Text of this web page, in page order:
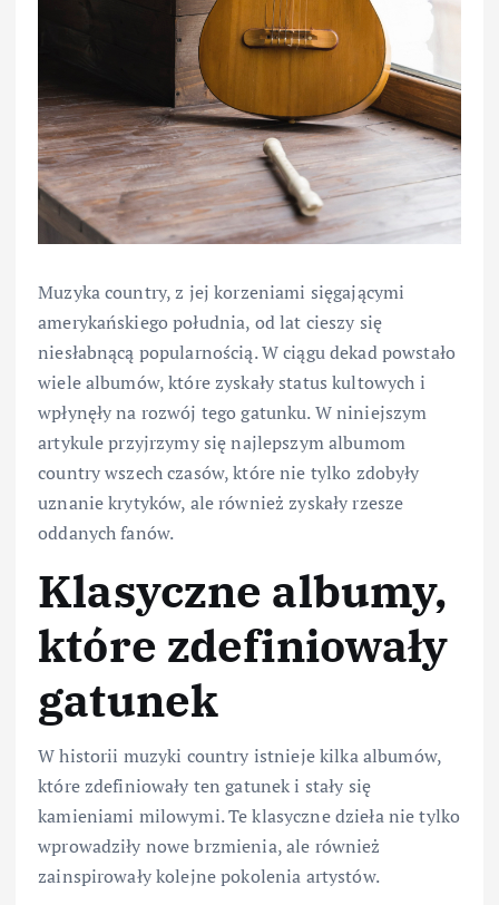
Muzyka country, z jej korzeniami sięgającymi
amerykańskiego południa, od lat cieszy się
niesłabnącą popularnością. W ciągu dekad powstało
wiele albumów, które zyskały status kultowych i
wpłynęły na rozwój tego gatunku. W niniejszym
artykule przyjrzymy się najlepszym albumom
country wszech czasów, które nie tylko zdobyły
uznanie krytyków, ale również zyskały rzesze
oddanych fanów.
Klasyczne albumy,
które zdefiniowały
gatunek
W historii muzyki country istnieje kilka albumów,
które zdefiniowały ten gatunek i stały się
kamieniami milowymi. Te klasyczne dzieła nie tylko
wprowadziły nowe brzmienia, ale również
zainspirowały kolejne pokolenia artystów.